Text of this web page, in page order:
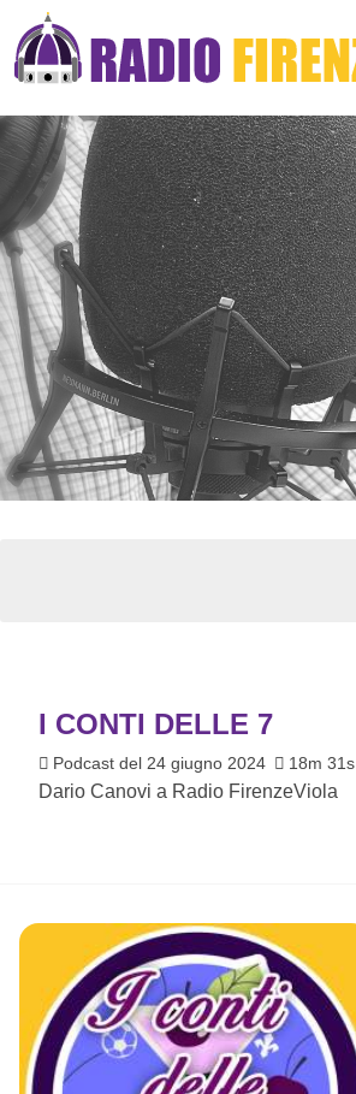
I CONTI DELLE 7
Podcast del 24 giugno 2024 18m 31s
Dario Canovi a Radio FirenzeViola